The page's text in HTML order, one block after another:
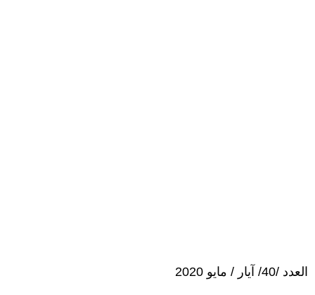
العدد /40/ آيار / مايو 2020